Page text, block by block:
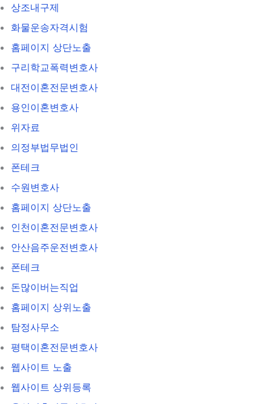
상조내구제
화물운송자격시험
홈페이지 상단노출
구리학교폭력변호사
대전이혼전문변호사
용인이혼변호사
위자료
의정부법무법인
폰테크
수원변호사
홈페이지 상단노출
인천이혼전문변호사
안산음주운전변호사
폰테크
돈많이버는직업
홈페이지 상위노출
탐정사무소
평택이혼전문변호사
웹사이트 노출
웹사이트 상위등록